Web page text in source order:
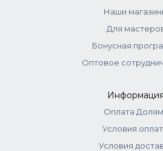
Наши
Для
Бонусная
Оптовое
Информация
Оплата
Условия
Условия